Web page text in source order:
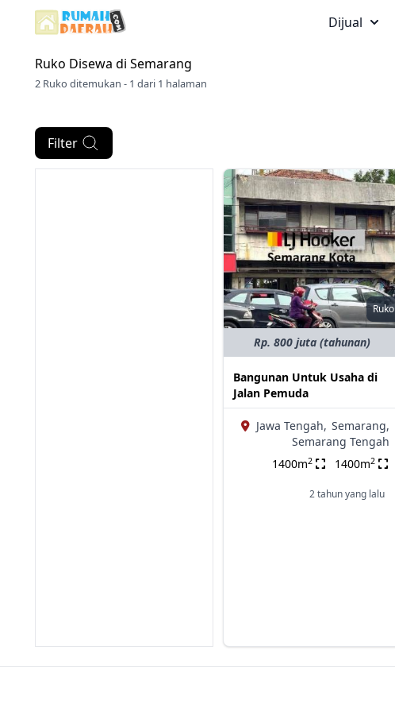
Dijual
Ruko Disewa di Semarang
2 Ruko ditemukan - 1 dari 1 halaman
Filter
Ruko
Rp. 800 juta (tahunan)
Bangunan Untuk Usaha di
Jalan Pemuda
Jawa Tengah, Semarang,
Semarang Tengah
1400m2 1400m2
2 tahun yang lalu